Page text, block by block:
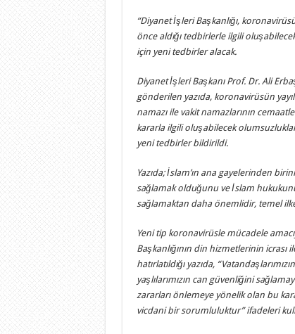
“Diyanet İşleri Başkanlığı,
önce aldığı tedbirlerle ilgili
için yeni tedbirler alacak.
Diyanet İşleri Başkanı Prof. Dr. Ali
gönderilen yazıda, koronavirüsün
namazı ile vakit namazlarının
kararla ilgili oluşabilecek
yeni tedbirler bildirildi.
Yazıda; İslam’ın ana gayelerinden
sağlamak olduğunu ve İslam
sağlamaktan daha önemlidir, temel
Yeni tip koronavirüsle mücadele
Başkanlığının din hizmetlerinin icrası
hatırlatıldığı yazıda,
yaşlılarımızın can güvenliğini
zararları önlemeye yönelik olan bu
vicdani bir sorumluluktur” ifadeleri